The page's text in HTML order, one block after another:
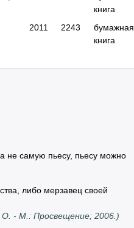
книга
2011 2243
бумажная
книга
не самую пьесу, пьесу можно
либо мерзавец своей
- М.: Просвещение; 2006.)